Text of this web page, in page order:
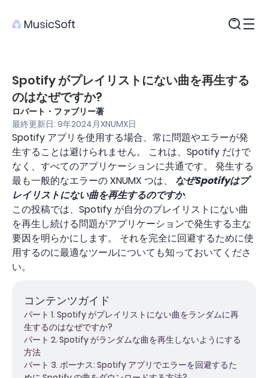
Spotify がプレイリストにない曲を再生する
のはなぜですか?
ロバート・ファブリー著
最終更新日: 9年2024月XNUMX日
Spotify アプリを使用する場合、常に問題やエラーが発
生することは避けられません。 これは、Spotify だけで
なく、すべてのアプリケーションに共通です。 発生する
最も一般的なエラーの XNUMX つは、 なぜSpotifyはプ
レイリストにない曲を再生するのですか.
この投稿では、Spotify が自分のプレイリストにない曲
を再生し続ける問題がアプリケーションで発生する主な
要因を明らかにします。 それを完全に回避するために使
用するのに最適なツールについても知っておいてくださ
い。
コンテンツガイド
パート 1. Spotify がプレイリストにない曲をランダムに再
生するのはなぜですか?
パート 2. Spotify がランダムな曲を再生しないようにする
方法
パート 3. ボーナス: Spotify アプリでエラーを回避するた